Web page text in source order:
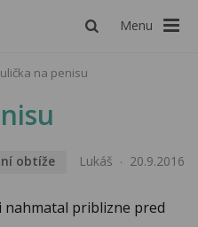
Menu
na penisu
obtíže Lukáš 20.9.2016
nahmatal priblizne pred